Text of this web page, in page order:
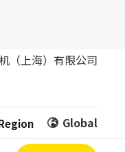
（上海）有限公司
Global